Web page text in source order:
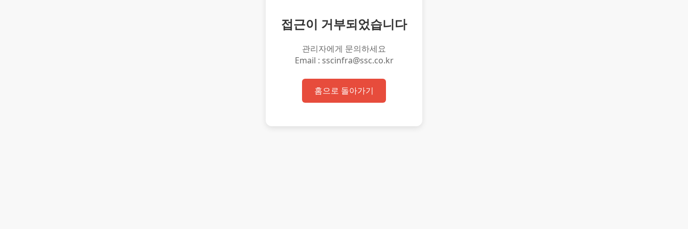
접근이 거부되었습니다
관리자에게 문의하세요
Email : sscinfra@ssc.co.kr
홈으로 돌아가기